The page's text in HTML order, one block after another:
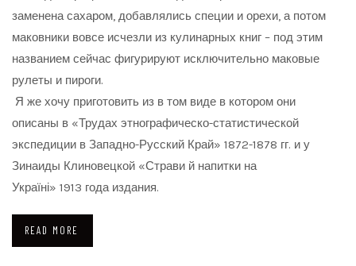
заменена сахаром, добавлялись специи и орехи, а потом
маковники вовсе исчезли из кулинарных книг – под этим
названием сейчас фигурируют исключительно маковые
рулеты и пироги.
Я же хочу приготовить из в том виде в котором они
описаны в «Трудах этнографическо-статистической
экспедиции в Западно-Русский Край» 1872-1878 гг. и у
Зинаиды Клиновецкой «Страви й напитки на
Україні» 1913 года издания.
READ MORE